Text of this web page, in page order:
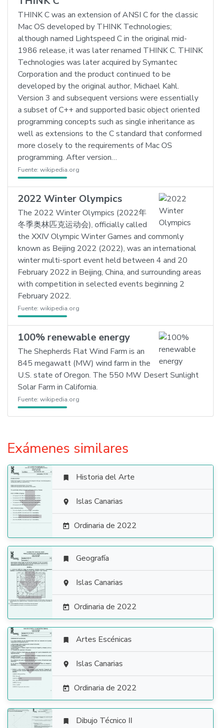
THINK C was an extension of ANSI C for the classic
Mac OS developed by THINK Technologies;
although named Lightspeed C in the original mid-
1986 release, it was later renamed THINK C. THINK
Technologies was later acquired by Symantec
Corporation and the product continued to be
developed by the original author, Michael Kahl.
Version 3 and subsequent versions were essentially
a subset of C++ and supported basic object oriented
programming concepts such as single inheritance as
well as extensions to the C standard that conformed
more closely to the requirements of Mac OS
programming. After version…
Fuente: wikipedia.org
2022 Winter Olympics
The 2022 Winter Olympics (2022年
冬季奥林匹克运动会), officially called
the XXIV Olympic Winter Games and commonly
known as Beijing 2022 (2022), was an international
winter multi-sport event held between 4 and 20
February 2022 in Beijing, China, and surrounding areas
with competition in selected events beginning 2
February 2022.
Fuente: wikipedia.org
100% renewable energy
The Shepherds Flat Wind Farm is an
845 megawatt (MW) wind farm in the
U.S. state of Oregon. The 550 MW Desert Sunlight
Solar Farm in California.
Fuente: wikipedia.org
Exámenes similares

 Historia del Arte
 Islas Canarias
 Ordinaria de 2022

 Geografía
 Islas Canarias
 Ordinaria de 2022

 Artes Escénicas
 Islas Canarias
 Ordinaria de 2022
 Dibujo Técnico II